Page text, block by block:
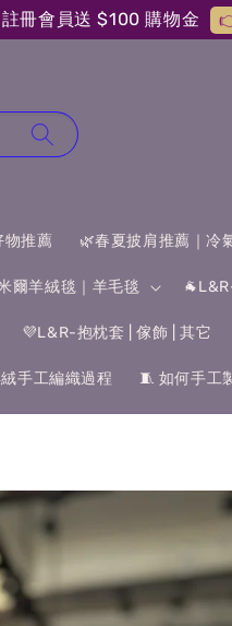
冊會員送 $100 購物金
物推薦 🌿春夏披肩推薦｜冷
爾羊絨毯｜羊毛毯
💜L&R-抱枕套 | 傢飾 | 其它
手工編織過程 🧵 如何手工